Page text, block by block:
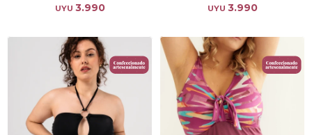
UYU 3.990 UYU 3.990